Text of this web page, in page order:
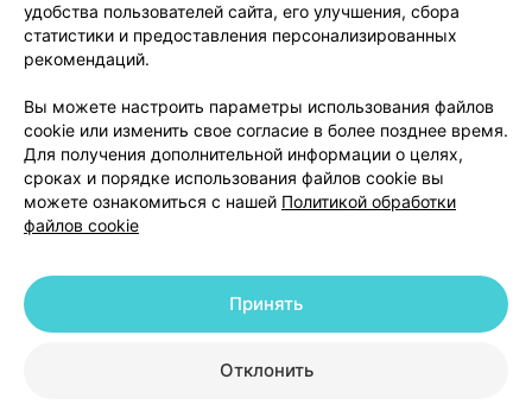
Размещение рекламы
Медицинский маркетинг
Публичный договор
Доставка
Способы оплаты
Вакансии
Партнеры
Написать руководителю 103.by
Написать в поддержку
Персональные настройки Cookie
© 2026 ООО «Артокс Лаб», УНП 191700409 | 220012, Республика Беларусь,
+375 291212755
удобства пользователей сайта, его улучшения, сбора
статистики и предоставления персонализированных
рекомендаций.
Вы можете настроить параметры использования файлов
cookie или изменить свое согласие в более позднее время.
Для получения дополнительной информации о целях,
сроках и порядке использования файлов cookie вы
можете ознакомиться с нашей Политикой обработки
файлов cookie
Отклонить
Принять